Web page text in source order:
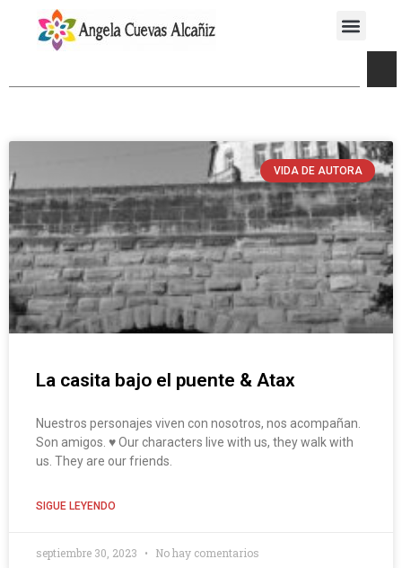
VIDA DE AUTORA
La casita bajo el puente & Atax
Nuestros personajes viven con nosotros, nos acompañan.
Son amigos. ♥ Our characters live with us, they walk with
us. They are our friends.
SIGUE LEYENDO
septiembre 30, 2023 No hay comentarios